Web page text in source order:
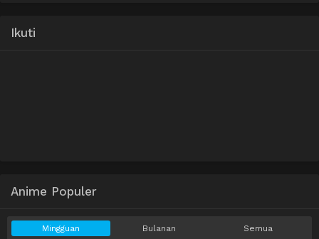
Ikuti
Anime Populer
Mingguan Bulanan Semua